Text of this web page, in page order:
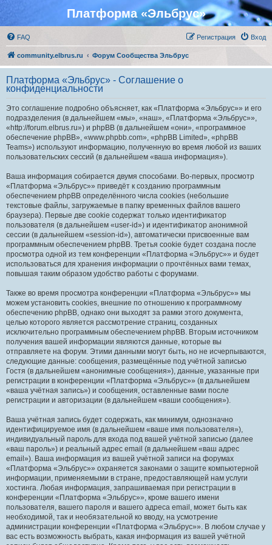
Платформа «Эльбрус»
FAQ Вход
Регистрация
community.elbrus.ru Форум Сообщества Эльбрус
Платформа «Эльбрус» - Соглашение о
конфиденциальности
Это соглашение подробно объясняет, как «Платформа «Эльбрус»» и его
подразделения (в дальнейшем «мы», «наш», «Платформа «Эльбрус»»,
«http://forum.elbrus.ru») и phpBB (в дальнейшем «они», «программное
обеспечение phpBB», «www.phpbb.com», «phpBB Limited», «phpBB
Teams») используют информацию, полученную во время любой из ваших
пользовательских сессий (в дальнейшем «ваша информация»).
Ваша информация собирается двумя способами. Во-первых, просмотр
«Платформа «Эльбрус»» приведёт к созданию программным
обеспечением phpBB определённого числа cookies (небольшие
текстовые файлы, загружаемые в папку временных файлов вашего
браузера). Первые две cookie содержат только идентификатор
пользователя (в дальнейшем «user-id») и идентификатор анонимной
сессии (в дальнейшем «session-id»), автоматически присвоенные вам
программным обеспечением phpBB. Третья cookie будет создана после
просмотра одной из тем конференции «Платформа «Эльбрус»» и будет
использоваться для хранения информации о прочтённых вами темах,
повышая таким образом удобство работы с форумами.
Также во время просмотра конференции «Платформа «Эльбрус»» мы
можем установить cookies, внешние по отношению к программному
обеспечению phpBB, однако они выходят за рамки этого документа,
целью которого является рассмотрение страниц, созданных
исключительно программным обеспечением phpBB. Вторым источником
получения вашей информации являются данные, которые вы
отправляете на форум. Этими данными могут быть, но не исчерпываются,
следующие данные: сообщения, размещённые под учётной записью
Гостя (в дальнейшем «анонимные сообщения»), данные, указанные при
регистрации в конференции «Платформа «Эльбрус»» (в дальнейшем
«ваша учётная запись») и сообщения, оставленные вами после
регистрации и авторизации (в дальнейшем «ваши сообщения»).
Ваша учётная запись будет содержать, как минимум, однозначно
идентифицируемое имя (в дальнейшем «ваше имя пользователя»),
индивидуальный пароль для входа под вашей учётной записью (далее
«ваш пароль») и реальный адрес email (в дальнейшем «ваш адрес
email»). Ваша информация из вашей учётной записи на форумах
«Платформа «Эльбрус»» охраняется законами о защите компьютерной
информации, применяемыми в стране, предоставляющей нам услуги
хостинга. Любая информация, запрашиваемая при регистрации в
конференции «Платформа «Эльбрус»», кроме вашего имени
пользователя, вашего пароля и вашего адреса email, может быть как
необходимой, так и необязательной ко вводу, на усмотрение
администрации конференции «Платформа «Эльбрус»». В любом случае у
вас есть возможность выбрать, какая информация из вашей учётной